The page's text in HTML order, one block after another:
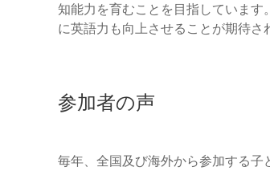
知能力を育むことを目指していま
に英語力も向上させることが期待さ
参加者の声
毎年、全国及び海外から参加する